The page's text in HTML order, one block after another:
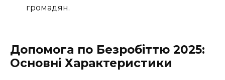
громадян.
Допомога по Безробіттю 2025:
Основні Характеристики